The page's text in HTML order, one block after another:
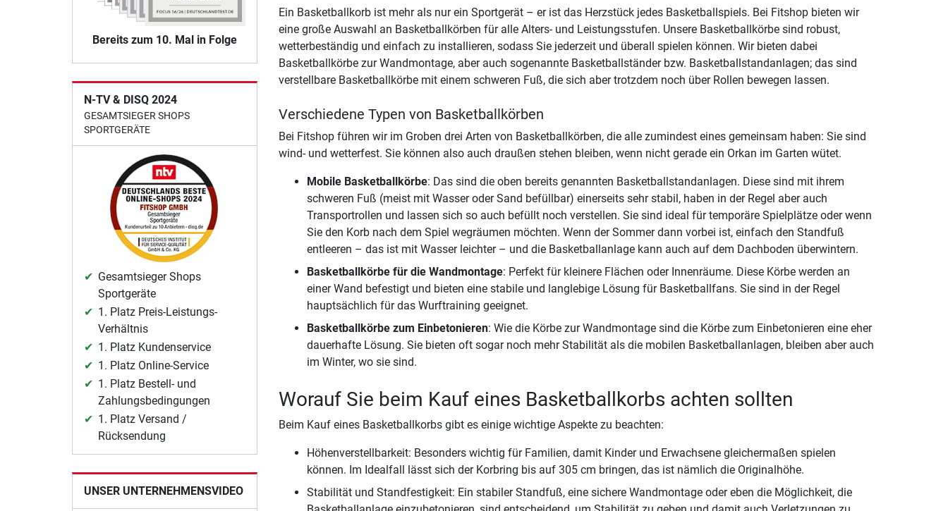
Bereits zum 10. Mal in Folge
N-TV & DISQ 2024
GESAMTSIEGER SHOPS
SPORTGERÄTE
Gesamtsieger Shops
Sportgeräte
1. Platz Preis-Leistungs-
Verhältnis
1. Platz Kundenservice
1. Platz Online-Service
1. Platz Bestell- und
Zahlungsbedingungen
1. Platz Versand /
Rücksendung
UNSER UNTERNEHMENSVIDEO
Ein Basketballkorb ist mehr als nur ein Sportgerät – er ist das Herzstück jedes Basketballspiels. Bei Fitshop bieten wir
eine große Auswahl an Basketballkörben für alle Alters- und Leistungsstufen. Unsere Basketballkörbe sind robust,
wetterbeständig und einfach zu installieren, sodass Sie jederzeit und überall spielen können. Wir bieten dabei
Basketballkörbe zur Wandmontage, aber auch sogenannte Basketballständer bzw. Basketballstandanlagen; das sind
verstellbare Basketballkörbe mit einem schweren Fuß, die sich aber trotzdem noch über Rollen bewegen lassen.
Verschiedene Typen von Basketballkörben
Bei Fitshop führen wir im Groben drei Arten von Basketballkörben, die alle zumindest eines gemeinsam haben: Sie sind
wind- und wetterfest. Sie können also auch draußen stehen bleiben, wenn nicht gerade ein Orkan im Garten wütet.
Mobile Basketballkörbe: Das sind die oben bereits genannten Basketballstandanlagen. Diese sind mit ihrem
schweren Fuß (meist mit Wasser oder Sand befüllbar) einerseits sehr stabil, haben in der Regel aber auch
Transportrollen und lassen sich so auch befüllt noch verstellen. Sie sind ideal für temporäre Spielplätze oder wenn
Sie den Korb nach dem Spiel wegräumen möchten. Wenn der Sommer dann vorbei ist, einfach den Standfuß
entleeren – das ist mit Wasser leichter – und die Basketballanlage kann auch auf dem Dachboden überwintern.
Basketballkörbe für die Wandmontage: Perfekt für kleinere Flächen oder Innenräume. Diese Körbe werden an
einer Wand befestigt und bieten eine stabile und langlebige Lösung für Basketballfans. Sie sind in der Regel
hauptsächlich für das Wurftraining geeignet.
Basketballkörbe zum Einbetonieren: Wie die Körbe zur Wandmontage sind die Körbe zum Einbetonieren eine eher
dauerhafte Lösung. Sie bieten oft sogar noch mehr Stabilität als die mobilen Basketballanlagen, bleiben aber auch
im Winter, wo sie sind.
Worauf Sie beim Kauf eines Basketballkorbs achten sollten
Beim Kauf eines Basketballkorbs gibt es einige wichtige Aspekte zu beachten:
Höhenverstellbarkeit: Besonders wichtig für Familien, damit Kinder und Erwachsene gleichermaßen spielen
können. Im Idealfall lässt sich der Korbring bis auf 305 cm bringen, das ist nämlich die Originalhöhe.
Stabilität und Standfestigkeit: Ein stabiler Standfuß, eine sichere Wandmontage oder eben die Möglichkeit, die